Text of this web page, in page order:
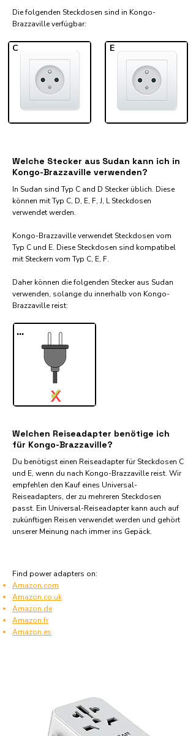
Die folgenden Steckdosen sind in Kongo-
Brazzaville verfügbar:​
C E
Welche Stecker aus Sudan kann ich in
Kongo-Brazzaville verwenden?
In Sudan sind Typ C and D Stecker üblich. Diese
können mit Typ C, D, E, F, J, L Steckdosen
verwendet werden.
Kongo-Brazzaville verwendet Steckdosen vom
Typ C und E. Diese Steckdosen sind kompatibel
mit Steckern vom Typ C, E, F.
Daher können die folgenden Stecker aus Sudan
verwenden, solange du innerhalb von Kongo-
Brazzaville reist:​
...
X
✓
Welchen Reiseadapter benötige ich
für Kongo-Brazzaville?
Du benötigst einen Reiseadapter für Steckdosen C
und E, wenn du nach Kongo-Brazzaville reist. Wir
empfehlen den Kauf eines Universal-
Reiseadapters, der zu mehreren Steckdosen
passt. Ein Universal-Reiseadapter kann auch auf
zukünftigen Reisen verwendet werden und gehört
unserer Meinung nach immer ins Gepäck.
Find power adapters on:
Amazon.com
Amazon.co.uk
Amazon.de
Amazon.fr
Amazon.es